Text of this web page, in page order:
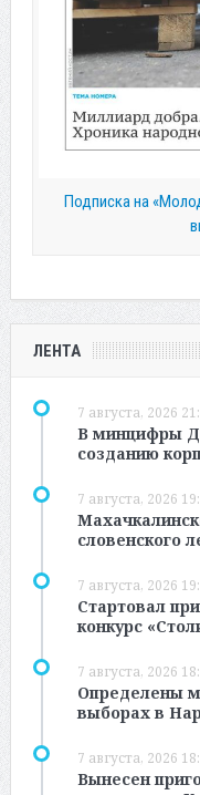
Подписка на
ЛЕНТА
7 августа, 2026
В минцифры
созданию
7 августа, 2026
словенского
7 августа, 2026
Стартовал
конкурс
7 августа, 2026
Определены
выборах в
7 августа, 2026
Вынесен